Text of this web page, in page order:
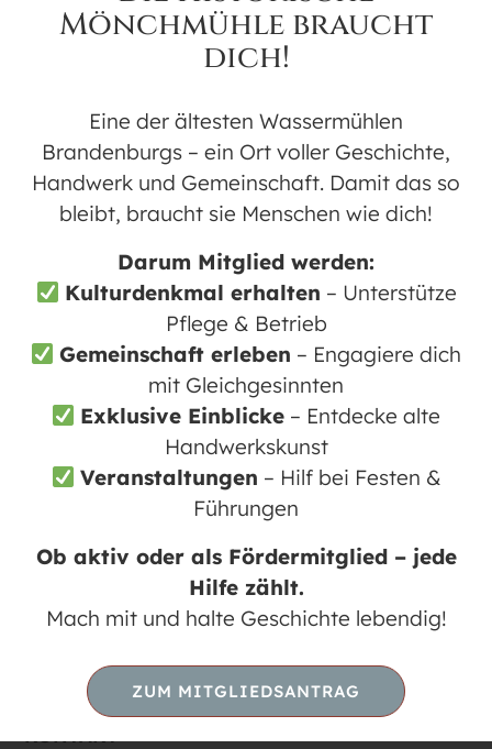
VERANSTALTUNGSTYP
Wöchentliche Kurse
Karte nicht verfügbar
E-Mail:info@trainerhelden.com
WhatsApp: +49 173 9126821
WWW.TRAINERHELDEN.COM
Romeo: +49 177 1760967
KIDS ab 6J | JUNIORS ab 10J | TEENS ab
13J >>> * Vorkenntnisse empfohlen
KONTAKT
Mönchmühle braucht
dich!
Eine der ältesten Wassermühlen
Brandenburgs – ein Ort voller Geschichte,
Handwerk und Gemeinschaft. Damit das so
bleibt, braucht sie Menschen wie dich!
Darum Mitglied werden:
Kulturdenkmal erhalten – Unterstütze
Pflege & Betrieb
Gemeinschaft erleben – Engagiere dich
mit Gleichgesinnten
Exklusive Einblicke – Entdecke alte
Handwerkskunst
Veranstaltungen – Hilf bei Festen &
Führungen
Ob aktiv oder als Fördermitglied – jede
Hilfe zählt.
Mach mit und halte Geschichte lebendig!
ZUM MITGLIEDSANTRAG